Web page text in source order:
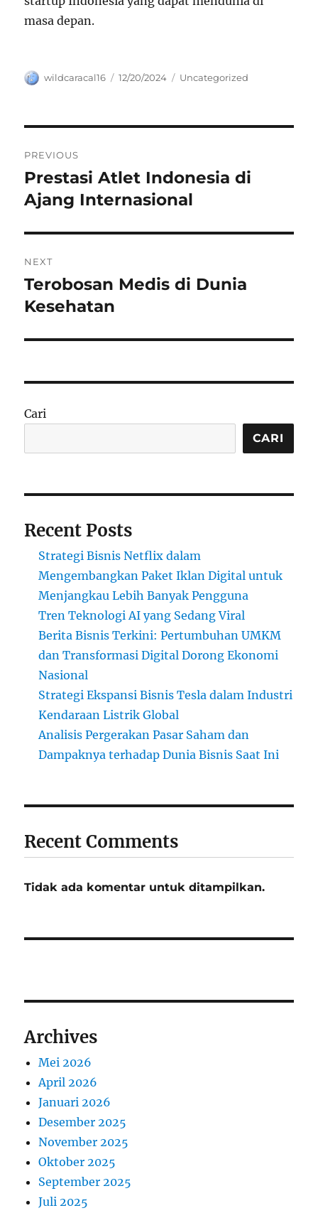
masa depan.
Author
wildcaracal16
Posted
12/20/2024 Categories
Uncategorized
pos
PREVIOUS
Previous
post:
Prestasi Atlet Indonesia di
Ajang Internasional
NEXT
Next
post:
Terobosan Medis di Dunia
Kesehatan
Cari
CARI
Recent Posts
Strategi Bisnis Netflix dalam
Mengembangkan Paket Iklan Digital untuk
Menjangkau Lebih Banyak Pengguna
Tren Teknologi AI yang Sedang Viral
Berita Bisnis Terkini: Pertumbuhan UMKM
dan Transformasi Digital Dorong Ekonomi
Nasional
Strategi Ekspansi Bisnis Tesla dalam Industri
Kendaraan Listrik Global
Analisis Pergerakan Pasar Saham dan
Dampaknya terhadap Dunia Bisnis Saat Ini
Recent Comments
Tidak ada komentar untuk ditampilkan.
Archives
Mei 2026
April 2026
Januari 2026
Desember 2025
November 2025
Oktober 2025
September 2025
Juli 2025